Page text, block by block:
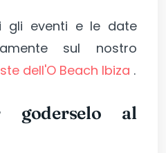
gli eventi e le date
sul nostro
dell'O Beach Ibiza .
goderselo al